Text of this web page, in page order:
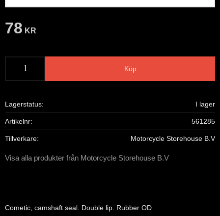
78 KR
Köp
Lagerstatus I lager
Artikelnr 561285
Tillverkare Motorcycle Storehouse B.V
Visa alla produkter från Motorcycle Storehouse B.V
Cometic, camshaft seal. Double lip. Rubber OD